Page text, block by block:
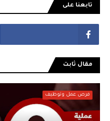
تابعنا على
مقال ثابت
فرص عمل وتوظيف